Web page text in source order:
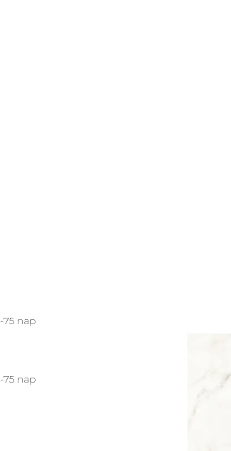
75 nap
75 nap